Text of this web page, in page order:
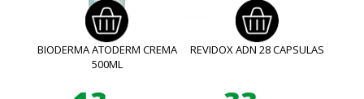
BIODERMA ATODERM CREMA
500ML
REVIDOX ADN 28 CAPSULAS